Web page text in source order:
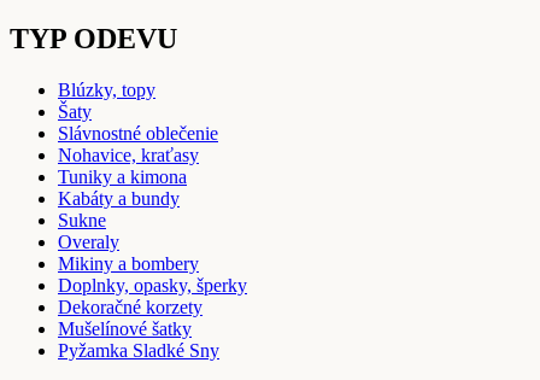
TYP ODEVU
Blúzky, topy
Šaty
Slávnostné oblečenie
Nohavice, kraťasy
Tuniky a kimona
Kabáty a bundy
Sukne
Overaly
Mikiny a bombery
Doplnky, opasky, šperky
Dekoračné korzety
Mušelínové šatky
Pyžamka Sladké Sny